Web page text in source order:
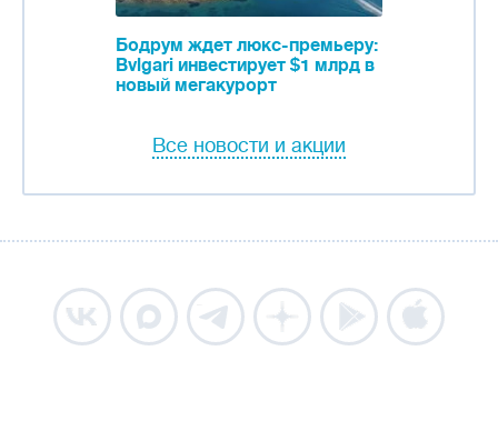
Бодрум ждет люкс-премьеру:
Bvlgari инвестирует $1 млрд в
новый мегакурорт
Все новости и акции